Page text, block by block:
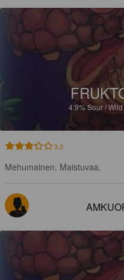
4.9%Sour /
3.3
Mehumainen. Maistuvaa.